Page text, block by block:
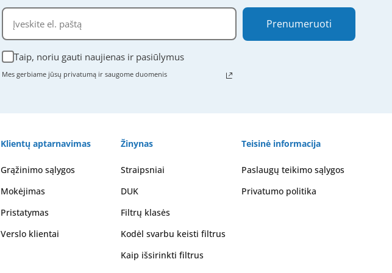
Taip, noriu gauti naujienas ir pasiūlymus
Mes gerbiame jūsų privatumą ir saugome duomenis
Prenumeruoti
Klientų aptarnavimas
Grąžinimo sąlygos
Mokėjimas
Pristatymas
Verslo klientai
Žinynas
Straipsniai
DUK
Filtrų klasės
Kodėl svarbu keisti filtrus
Kaip išsirinkti filtrus
Teisinė informacija
Paslaugų teikimo sąlygos
Privatumo politika